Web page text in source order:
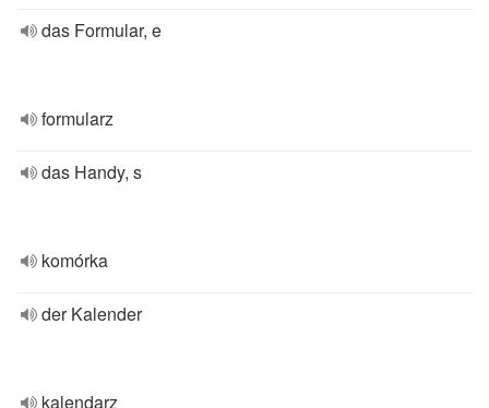
das Formular, e
formularz
das Handy, s
komórka
der Kalender
kalendarz